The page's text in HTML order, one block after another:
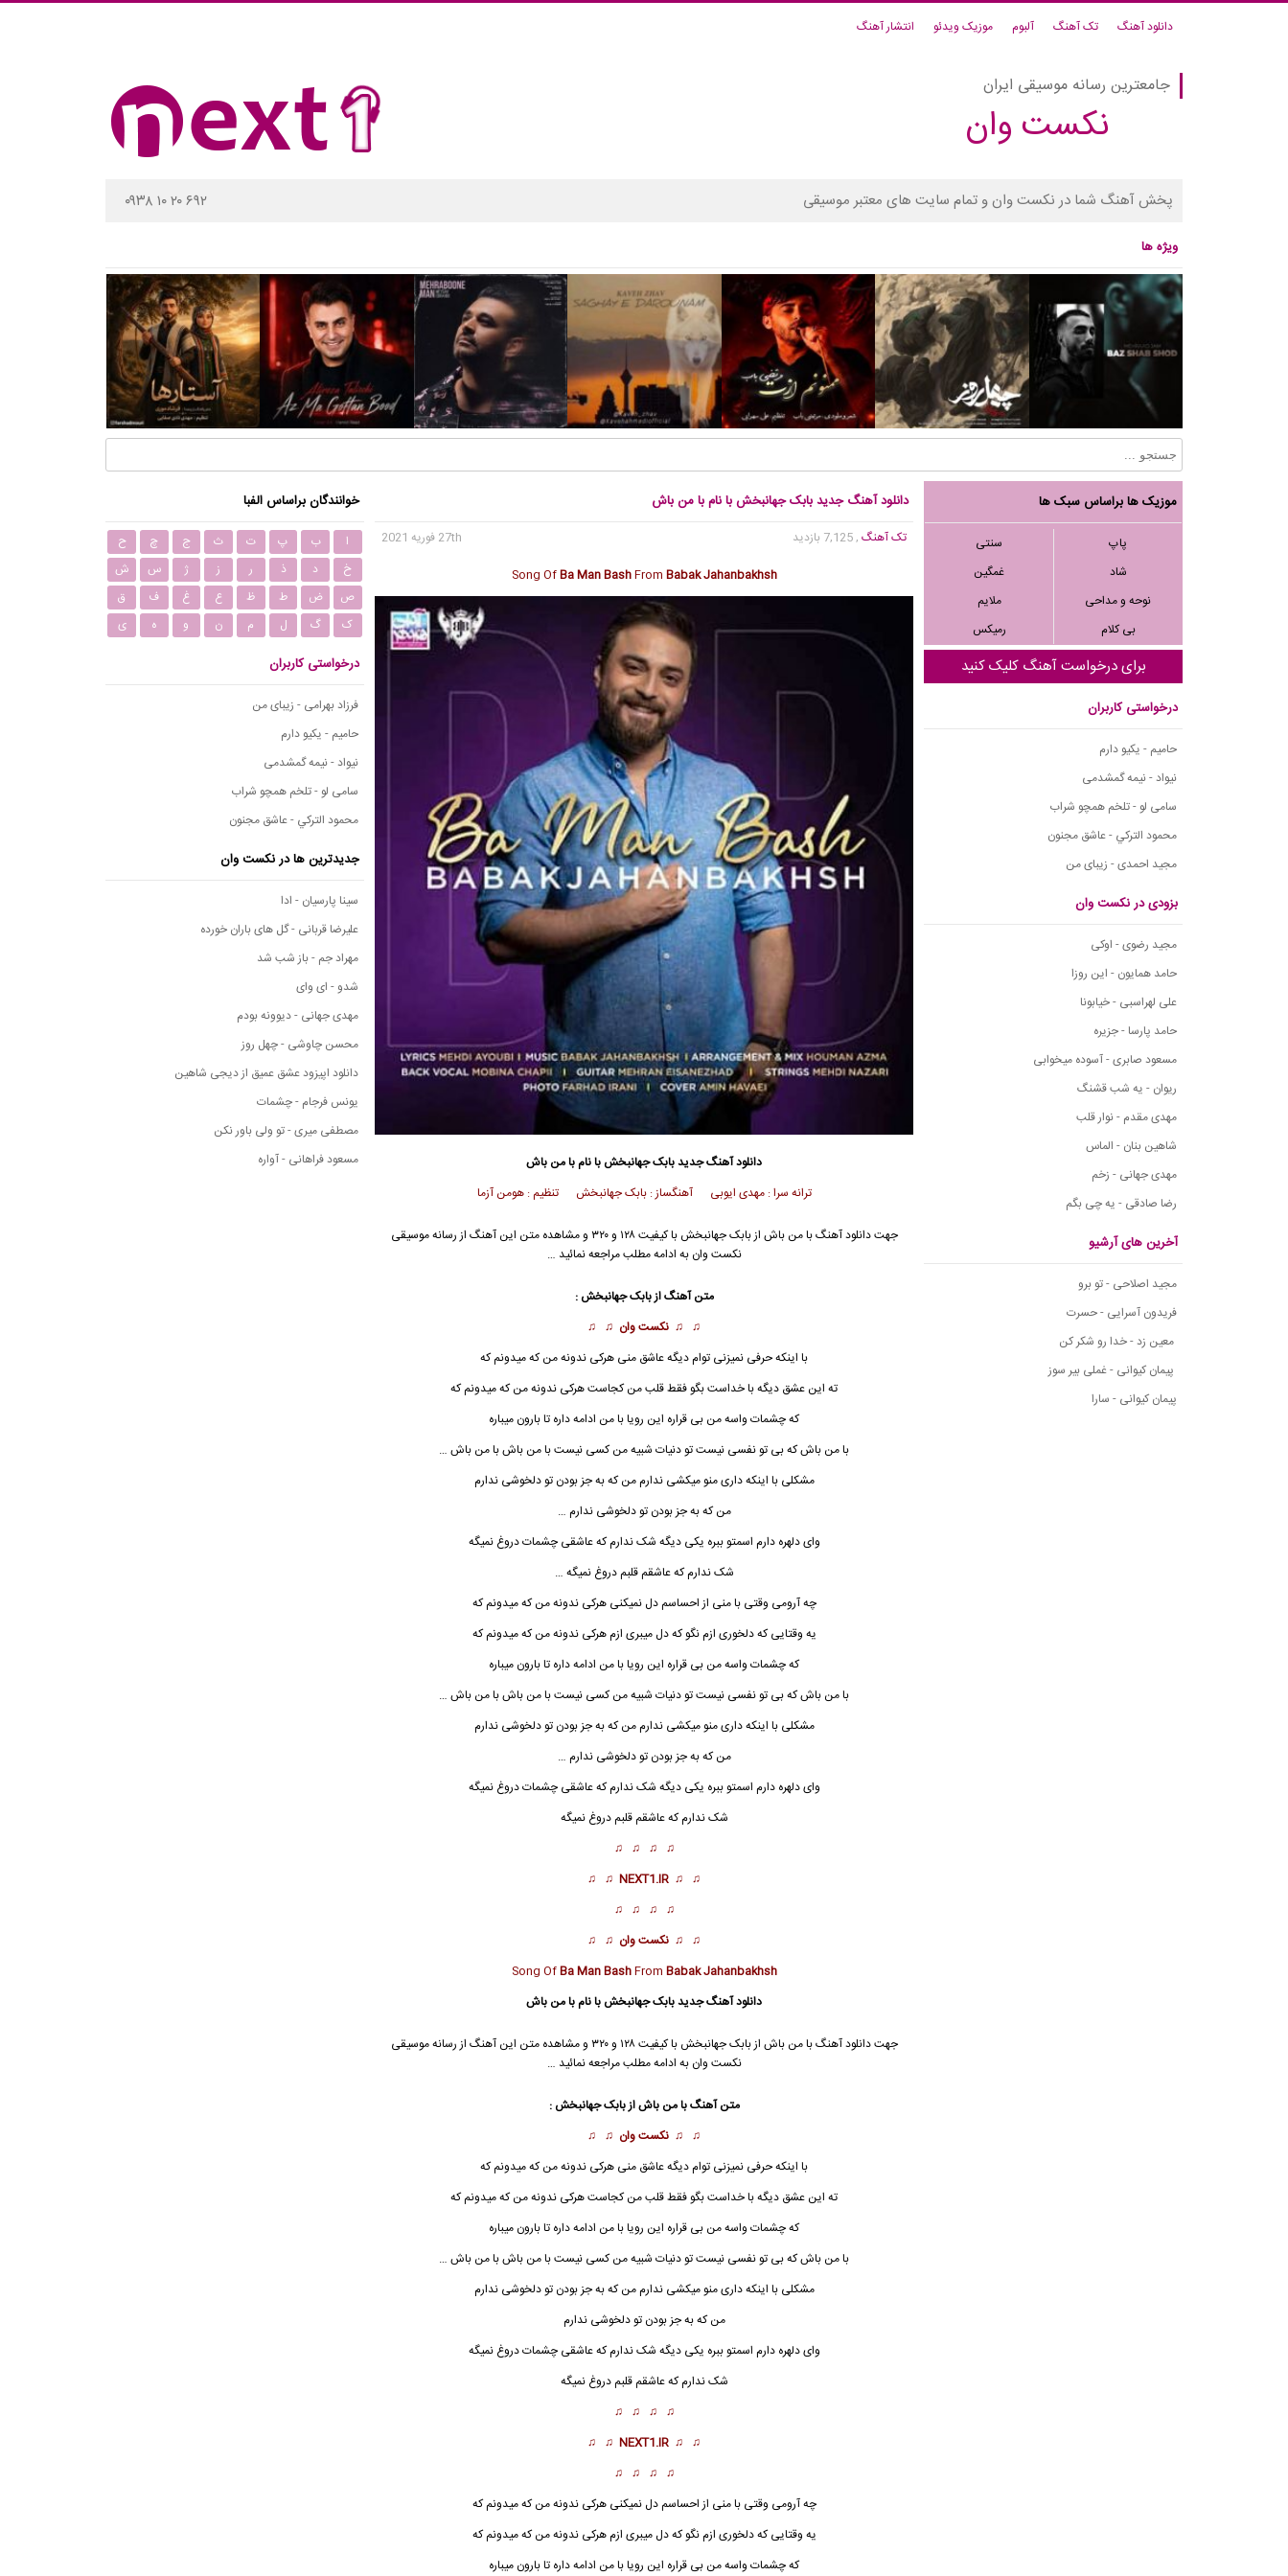
دانلود آهنگ تک آهنگ آلبوم موزیک ویدئو انتشار آهنگ
جامعترین رسانه موسیقی ایران
نکست وان
پخش آهنگ شما در نکست وان و تمام سایت های معتبر موسیقی ۰۹۳۸ ۱۰ ۲۰ ۶۹۲
ویژه ها
موزیک ها براساس سبک ها
پاپ
سنتی
شاد
غمگین
نوحه و مداحی
ملایم
بی کلام
رمیکس
برای درخواست آهنگ کلیک کنید
درخواستی کاربران
حامیم - یکیو دارم
نیواد - نیمه گمشدمی
سامی لو - تلخم همچو شراب
محمود التركي - عاشق مجنون
مجید احمدی - زیبای من
بزودی در نکست وان
مجید رضوی - اوکی
حامد همایون - این روزا
علی لهراسبی - خیابونا
حامد پارسا - جزیره
مسعود صابری - آسوده میخوابی
ریوان - یه شب قشنگ
مهدی مقدم - نوار قلب
شاهین بنان - الماس
مهدی جهانی - زخم
رضا صادقی - یه چی بگم
آخرین های آرشیو
مجید اصلاحی - تو برو
فریدون آسرایی - حسرت
معین زد - خدا رو شکر کن
پیمان کیوانی - غملی بیر سوز
پیمان کیوانی - سارا
دانلود آهنگ جدید بابک جهانبخش با نام با من باش
تک آهنگ, 7,125 بازدید
27th فوریه 2021
Song OfBa Man BashFrom Babak Jahanbakhsh
دانلود آهنگ جدیدبابک جهانبخش با نام با من باش
ترانه سرا : مهدی ایوبی آهنگساز : بابک جهانبخش تنظیم : هومن آزما
جهت دانلود آهنگ با من باش ازبابک جهانبخش
با کیفیت ۱۲۸ و ۳۲۰ و مشاهده متن این آهنگ از رسانه موسیقی
نکست وان به ادامه مطلب مراجعه نمائید …
متن آهنگ ازبابک جهانبخش :
♫ ♫ نکست وان ♫ ♫
با اینکه حرفی نمیزنی توام دیگه عاشق منی هرکی ندونه من که میدونم که
ته این عشق دیگه با خداست بگو فقط قلب من کجاست هرکی ندونه من که میدونم که
که چشمات واسه من بی قراره این رویا با من ادامه داره تا بارون میباره
با من باشکه بی تو نفسی نیست تو دنیات شبیه من کسی نیست با من باش با من باش …
مشکلی با اینکه داری منو میکشی ندارم من که به جز بودن تو دلخوشی ندارم
من که به جز بودن تو دلخوشی ندارم …
وای دلهره دارم اسمتو ببره یکی دیگه شک ندارم که عاشقی چشمات دروغ نمیگه
شک ندارم که عاشقم قلبم دروغ نمیگه …
چه آرومی وقتی با منی از احساسم دل نمیکنی هرکی ندونه من که میدونم که
یه وقتایی که دلخوری ازم نگو که دل میبری ازم هرکی ندونه من که میدونم که
که چشمات واسه من بی قراره این رویا با من ادامه داره تا بارون میباره
با من باش که بی تو نفسی نیست تو دنیات شبیه من کسی نیستبا من باشبا من باش …
مشکلی با اینکه داری منو میکشی ندارم من که به جز بودن تو دلخوشی ندارم
من که به جز بودن تو دلخوشی ندارم …
وای دلهره دارم اسمتو ببره یکی دیگه شک ندارم که عاشقی چشمات دروغ نمیگه
شک ندارم که عاشقم قلبم دروغ نمیگه
♫ ♫ ♫ ♫
♫ ♫
NEXT1.IR
♫ ♫
♫ ♫ ♫ ♫
♫ ♫ نکست وان ♫ ♫
Song OfBa Man BashFrom Babak Jahanbakhsh
دانلود آهنگ جدیدبابک جهانبخش با نام با من باش
جهت دانلود آهنگ با من باش ازبابک جهانبخش
با کیفیت ۱۲۸ و ۳۲۰ و مشاهده متن این آهنگ از رسانه موسیقی
نکست وان به ادامه مطلب مراجعه نمائید …
متن آهنگ با من باش ازبابک جهانبخش :
♫ ♫ نکست وان ♫ ♫
با اینکه حرفی نمیزنی توام دیگه عاشق منی هرکی ندونه من که میدونم که
ته این عشق دیگه با خداست بگو فقط قلب من کجاست هرکی ندونه من که میدونم که
که چشمات واسه من بی قراره این رویا با من ادامه داره تا بارون میباره
با من باش که بی تو نفسی نیست تو دنیات شبیه من کسی نیست با من باش با من باش …
مشکلی با اینکه داری منو میکشی ندارم من که به جز بودن تو دلخوشی ندارم
من که به جز بودن تو دلخوشی ندارم
وای دلهره دارم اسمتو ببره یکی دیگه شک ندارم که عاشقی چشمات دروغ نمیگه
شک ندارم که عاشقم قلبم دروغ نمیگه
♫ ♫ ♫ ♫
♫ ♫
NEXT1.IR
♫ ♫
♫ ♫ ♫ ♫
چه آرومی وقتی با منی از احساسم دل نمیکنی هرکی ندونه من که میدونم که
یه وقتایی که دلخوری ازم نگو که دل میبری ازم هرکی ندونه من که میدونم که
که چشمات واسه من بی قراره این رویا با من ادامه داره تا بارون میباره
خوانندگان براساس الفبا
ا ب پ ت ث ج چ
ح
خ
د ذ ر ز ژ س
ش
ص
ض ط ظ ع غ ف
ق
ک
گ ل م ن و ه ی
درخواستی کاربران
فرزاد بهرامی - زیبای من
حامیم - یکیو دارم
نیواد - نیمه گمشدمی
سامی لو - تلخم همچو شراب
محمود التركي - عاشق مجنون
جدیدترین ها در نکست وان
سینا پارسیان - ادا
علیرضا قربانی - گل های باران خورده
مهراد جم - باز شب شد
شدو - ای وای
مهدی جهانی - دیوونه بودم
محسن چاوشی - چهل روز
دانلود اپیزود عشق عمیق از دیجی شاهین
یونس فرجام - چشمات
مصطفی میری - تو ولی باور نکن
مسعود فراهانی - آواره